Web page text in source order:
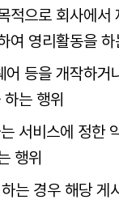
적으로 회사에서
여 영리활동을
등을 개작하거
는 행위
서비스에 정한
행위
는 경우 해당 게